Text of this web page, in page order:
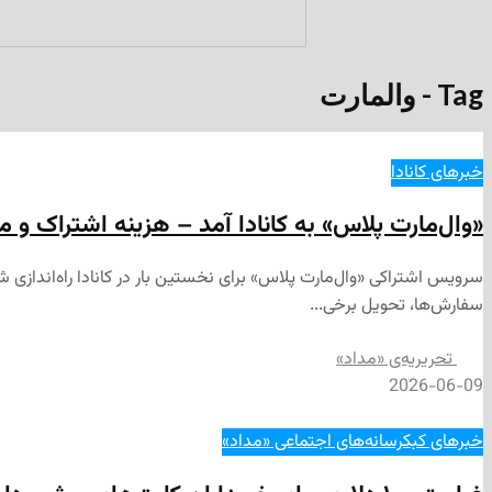
Tag - والمارت
خبرهای کانادا
«وال‌مارت پلاس» به کانادا آمد – هزینه اشتراک و
سفارش‌ها، تحویل برخی...
تحریریه‌ی «مداد»
2026-06-09
خبرهای کبکرسانه‌های اجتماعی «مداد»